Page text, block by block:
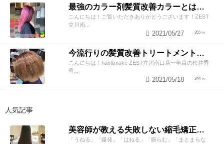
最強のカラー剤髪質改善カラーとは？？
こんにちは！ご覧いただきありがとうございます！ZEST
立川南...
355
2021/05/27
今流行りの髪質改善トリートメントはメンズもできる！？
こんにちは！hair&make ZEST立川南口店一年目の松井秀
司...
344
2021/05/18
人気記事
美容師が教える失敗しない縮毛矯正の知識と2つのテクニック
「うねる」「爆発」「はねる」「膨らむ」「まとまらな